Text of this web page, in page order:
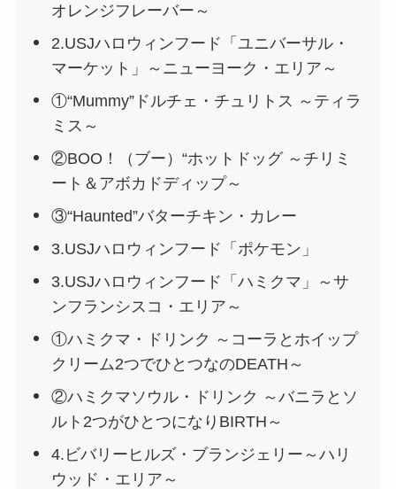
オレンジフレーバー～
2.USJハロウィンフード「ユニバーサル・
マーケット」～ニューヨーク・エリア～
①“Mummy”ドルチェ・チュリトス ～ティラ
ミス～
②BOO！（ブー）“ホットドッグ ～チリミ
ート＆アボカドディップ～
③“Haunted”バターチキン・カレー
3.USJハロウィンフード「ポケモン」
3.USJハロウィンフード「ハミクマ」～サ
ンフランシスコ・エリア～
①ハミクマ・ドリンク ～コーラとホイップ
クリーム2つでひとつなのDEATH～
②ハミクマソウル・ドリンク ～バニラとソ
ルト2つがひとつになりBIRTH～
4.ビバリーヒルズ・ブランジェリー～ハリ
ウッド・エリア～